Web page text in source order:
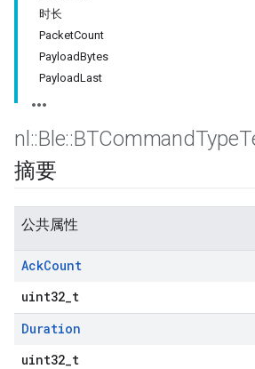
时长
PacketCount
PayloadBytes
PayloadLast
nl ::Ble::BTCommandType
摘要
公共属性
AckCount
uint32_t
Duration
uint32_t